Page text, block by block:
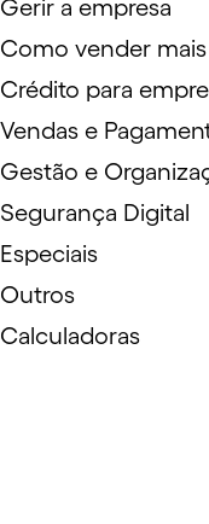
Gerir a empresa
Como vender mais
Crédito para
Vendas e
Gestão e
Segurança Digital
Especiais
Outros
Calculadoras